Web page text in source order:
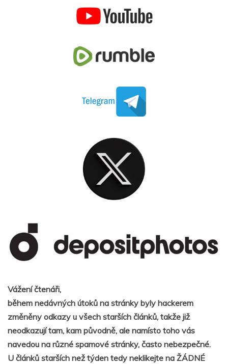
Vážení čtenáři,
během nedávných útoků na stránky byly hackerem
změněny odkazy u všech starších článků, takže již
neodkazují tam, kam původně, ale namísto toho vás
navedou na různé spamové stránky, často nebezpečné.
U článků starších než týden tedy neklikejte na ŽÁDNÉ